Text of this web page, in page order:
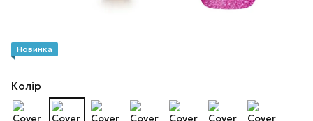
Новинка
Колір